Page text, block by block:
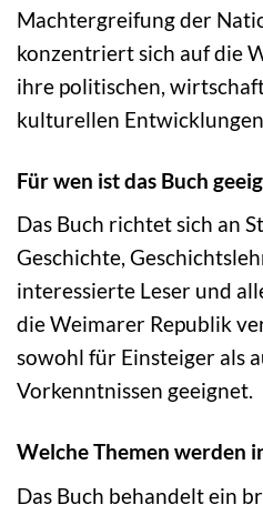
Machtergreifung der
konzentriert sich auf die
ihre politischen,
kulturellen
Für wen ist das Buch
Das Buch richtet sich an
Geschichte,
interessierte Leser und
die Weimarer Republik
sowohl für Einsteiger als
Vorkenntnissen geeignet.
Welche Themen werden
Das Buch behandelt ein